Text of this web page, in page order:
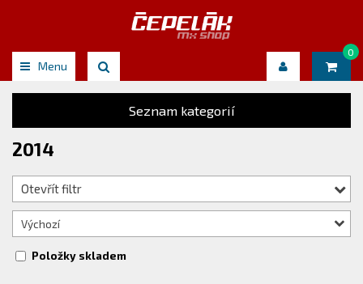
Menu
0
Seznam kategorií
2014
Otevřít filtr
Výchozí
Položky skladem